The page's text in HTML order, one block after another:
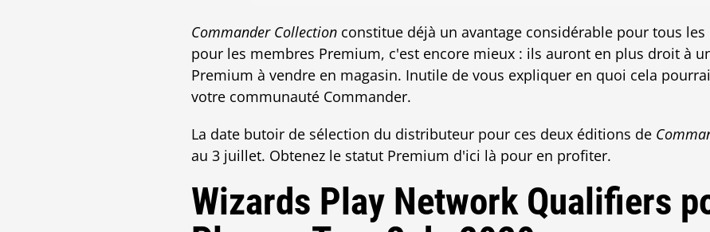
Commander Collection constitue déjà un avantage considérable pour tous les
pour les membres Premium, c'est encore mieux : ils auront en plus droit à
Premium à vendre en magasin. Inutile de vous expliquer en quoi cela
votre communauté Commander.
La date butoir de sélection du distributeur pour ces deux éditions de
au 3 juillet. Obtenez le statut Premium d'ici là pour en profiter.
Wizards Play Network Qualifiers